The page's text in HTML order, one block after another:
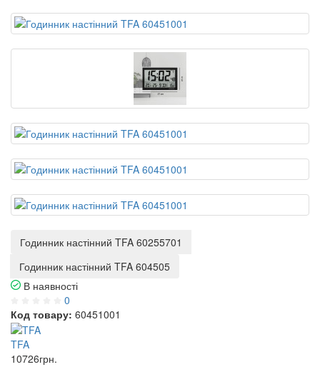
Годинник настінний TFA 60255701
Годинник настінний TFA 604505
В наявності
0
Код товару: 60451001
TFA
10726грн.